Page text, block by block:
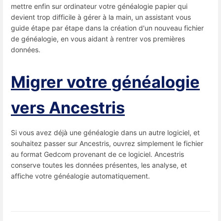
mettre enfin sur ordinateur votre généalogie papier qui
devient trop difficile à gérer à la main, un assistant vous
guide étape par étape dans la création d'un nouveau fichier
de généalogie, en vous aidant à rentrer vos premières
données.
Migrer votre généalogie
vers Ancestris
Si vous avez déjà une généalogie dans un autre logiciel, et
souhaitez passer sur Ancestris, ouvrez simplement le fichier
au format Gedcom provenant de ce logiciel. Ancestris
conserve toutes les données présentes, les analyse, et
affiche votre généalogie automatiquement.